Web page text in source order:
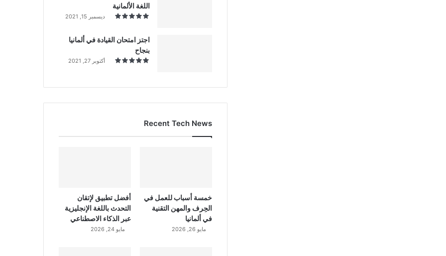
اللغة الألمانية
ديسمبر 15, 2021
اجتز امتحان القيادة في ألمانيا
بنجاح
أكتوبر 27, 2021
Recent Tech News
خمسة أسباب للعمل في
الحِرف والمهن التقنية
في ألمانيا
مايو 26, 2026
أفضل تطبيق لإتقان
التحدث باللغة الإنجليزية
عبر الذكاء الاصطناعي
مايو 24, 2026